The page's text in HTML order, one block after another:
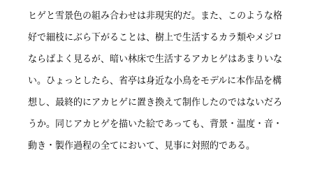
ヒゲと雪景色の組み合わせは非現実的だ。また、このような格
好で細枝にぶら下がることは、樹上で生活するカラ類やメジロ
ならばよく見るが、暗い林床で生活するアカヒゲはあまりいな
い。ひょっとしたら、省亭は身近な小鳥をモデルに本作品を構
想し、最終的にアカヒゲに置き換えて制作したのではないだろ
うか。同じアカヒゲを描いた絵であっても、背景・温度・音・
動き・製作過程の全てにおいて、見事に対照的である。